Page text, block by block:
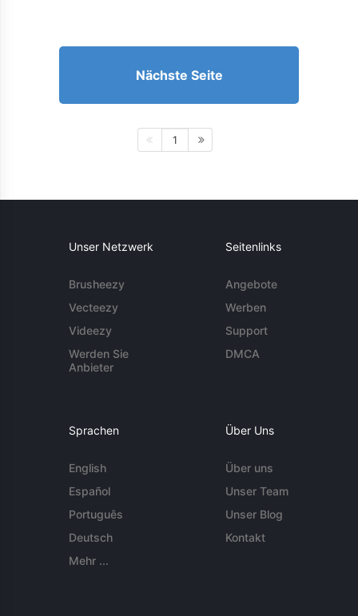
Nächste Seite
1
Unser Netzwerk
Brusheezy
Vecteezy
Videezy
Werden Sie
Anbieter
Seitenlinks
Angebote
Werben
Support
DMCA
Sprachen
English
Español
Português
Deutsch
Mehr ...
Über Uns
Über uns
Unser Team
Unser Blog
Kontakt